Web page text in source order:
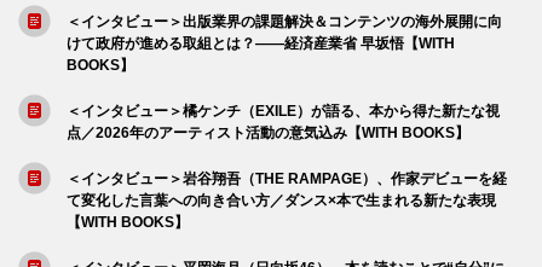
＜インタビュー＞出版業界の課題解決＆コンテンツの海外展開に向
けて政府が進める取組とは？――経済産業省 早坂悟【WITH
BOOKS】
＜インタビュー＞橘ケンチ（EXILE）が語る、本から得た新たな視
点／2026年のアーティスト活動の意気込み【WITH BOOKS】
＜インタビュー＞岩谷翔吾（THE RAMPAGE）、作家デビューを経
て変化した言葉への向き合い方／ダンス×本で生まれる新たな表現
【WITH BOOKS】